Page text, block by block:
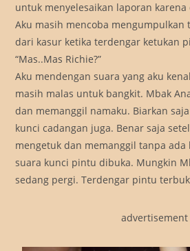
untuk menyelesaikan laporan
Aku masih mencoba mengumpulkan
dari kasur ketika terdengar ketukan
“Mas..Mas Richie?”
Aku mendengan suara yang aku
masih malas untuk bangkit. Mbak
dan memanggil namaku. Biarkan
kunci cadangan juga. Benar saja
mengetuk dan memanggil tanpa
suara kunci pintu dibuka. Mungkin
sedang pergi. Terdengar pintu
advertisement